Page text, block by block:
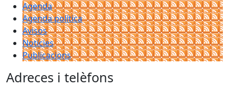
Agenda
Agenda política
Avisos
Notícies
Publicacions
Adreces i telèfons